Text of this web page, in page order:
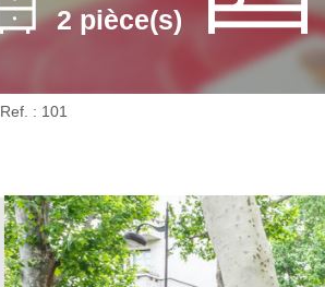
2 pièce(s)
Ref. : 101